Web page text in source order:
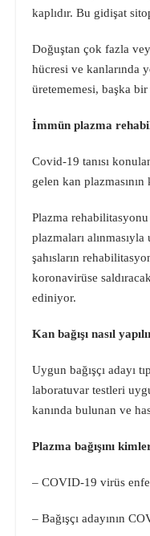
kaplıdır. Bu gidişat
Doğuştan çok fazla
hücresi ve kanlarında
üretememesi, başka
İmmün plazma
Covid-19 tanısı
gelen kan
Plazma
plazmaları
şahısların
koronavirüse
ediniyor.
Kan bağışı nasıl
Uygun bağışçı adayı
laboratuvar testleri
kanında bulunan ve
Plazma bağışını
– COVID-19 virüs
– Bağışçı adayının